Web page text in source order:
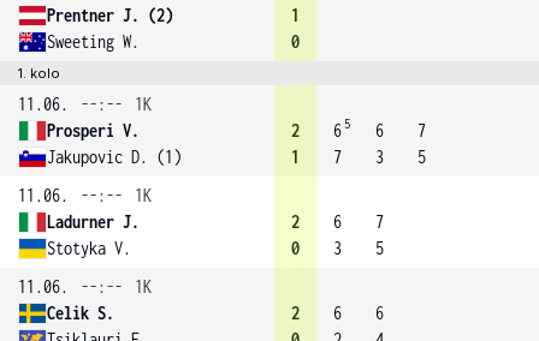
Prentner J. (2)
Sweeting W.
1
0
1. kolo
11.06. --:--
1K
Prosperi V.
Jakupovic D. (1)
2
1
6 5
7
6
3
7
5
11.06.
--:--
1K
Ladurner J.
Stotyka V.
2
0
6
3
7
5
11.06.
--:--
1K
Celik S.
2
6
6